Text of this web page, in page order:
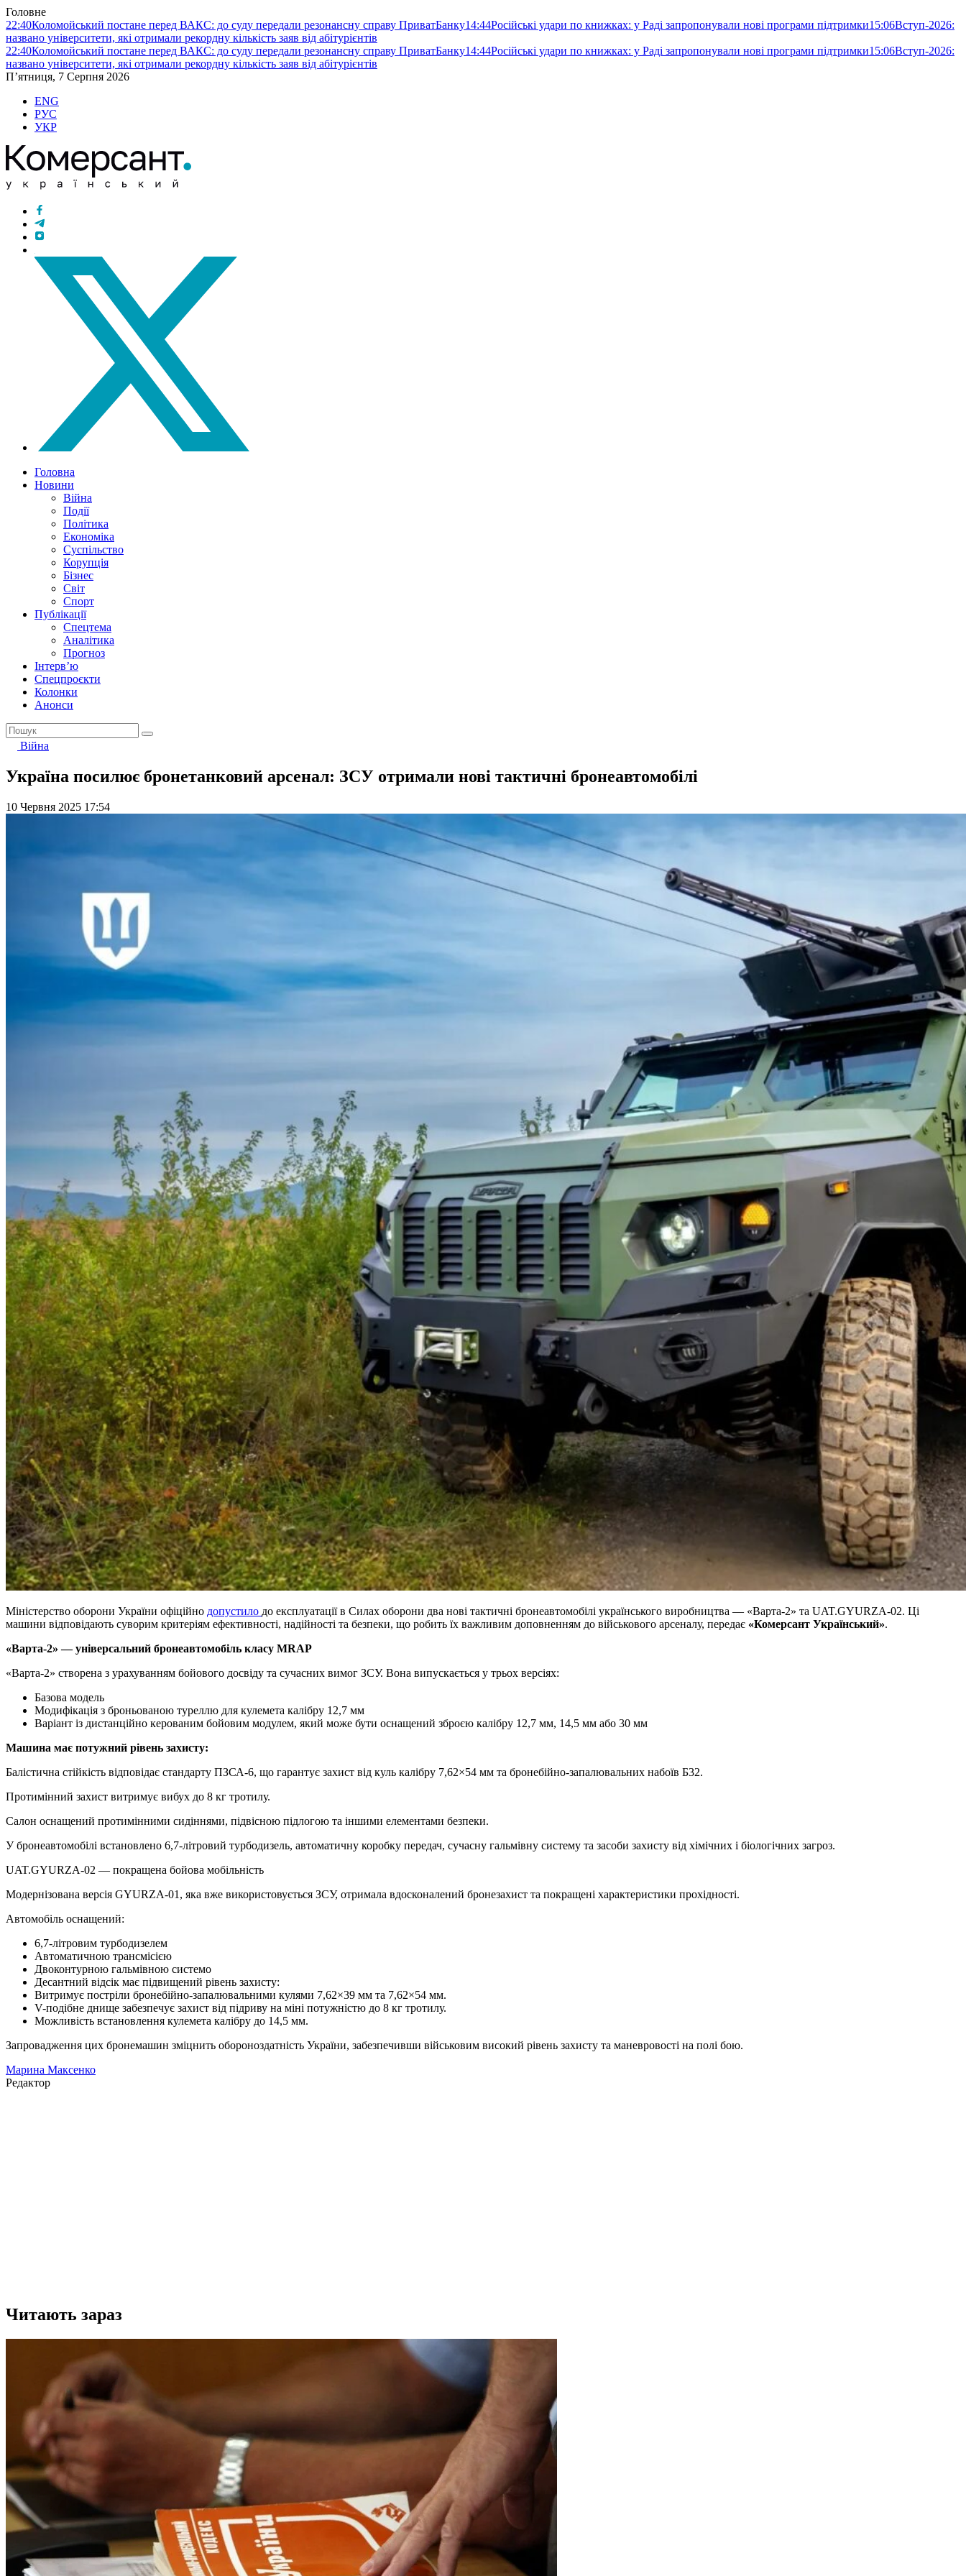
Головне
22:40Коломойський постане перед ВАКС: до суду передали резонансну справу ПриватБанку14:44Російські удари по книжках: у Раді запропонували нові програми підтримки15:06Вступ-2026:
названо університети, які отримали рекордну кількість заяв від абітурієнтів
22:40Коломойський постане перед ВАКС: до суду передали резонансну справу ПриватБанку14:44Російські удари по книжках: у Раді запропонували нові програми підтримки15:06Вступ-2026:
названо університети, які отримали рекордну кількість заяв від абітурієнтів
П’ятниця, 7 Серпня 2026
ENG
РУС
УКР
Головна
Новини
Війна
Події
Політика
Економіка
Суспільство
Корупція
Бізнес
Світ
Спорт
Публікації
Спецтема
Аналітика
Прогноз
Інтерв’ю
Спецпроєкти
Колонки
Анонси
Війна
Україна посилює бронетанковий арсенал: ЗСУ отримали нові тактичні бронеавтомобілі
10 Червня 2025 17:54
Міністерство оборони України офіційно допустило до експлуатації в Силах оборони два нові тактичні бронеавтомобілі українського виробництва — «Варта-2» та UAT.GYURZA-02. Ці
машини відповідають суворим критеріям ефективності, надійності та безпеки, що робить їх важливим доповненням до військового арсеналу, передає «Комерсант Український».
«Варта-2» — універсальний бронеавтомобіль класу MRAP
«Варта-2» створена з урахуванням бойового досвіду та сучасних вимог ЗСУ. Вона випускається у трьох версіях:
Базова модель
Модифікація з броньованою туреллю для кулемета калібру 12,7 мм
Варіант із дистанційно керованим бойовим модулем, який може бути оснащений зброєю калібру 12,7 мм, 14,5 мм або 30 мм
Машина має потужний рівень захисту:
Балістична стійкість відповідає стандарту ПЗСА-6, що гарантує захист від куль калібру 7,62×54 мм та бронебійно-запалювальних набоїв Б32.
Протимінний захист витримує вибух до 8 кг тротилу.
Салон оснащений протимінними сидіннями, підвісною підлогою та іншими елементами безпеки.
У бронеавтомобілі встановлено 6,7-літровий турбодизель, автоматичну коробку передач, сучасну гальмівну систему та засоби захисту від хімічних і біологічних загроз.
UAT.GYURZA-02 — покращена бойова мобільність
Модернізована версія GYURZA-01, яка вже використовується ЗСУ, отримала вдосконалений бронезахист та покращені характеристики прохідності.
Автомобіль оснащений:
6,7-літровим турбодизелем
Автоматичною трансмісією
Двоконтурною гальмівною системо
Десантний відсік має підвищений рівень захисту:
Витримує постріли бронебійно-запалювальними кулями 7,62×39 мм та 7,62×54 мм.
V-подібне днище забезпечує захист від підриву на міні потужністю до 8 кг тротилу.
Можливість встановлення кулемета калібру до 14,5 мм.
Запровадження цих бронемашин зміцнить обороноздатність України, забезпечивши військовим високий рівень захисту та маневровості на полі бою.
Марина Максенко
Редактор
Читають зараз